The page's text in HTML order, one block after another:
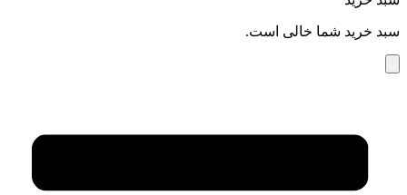
سبد خرید شما خالی است.